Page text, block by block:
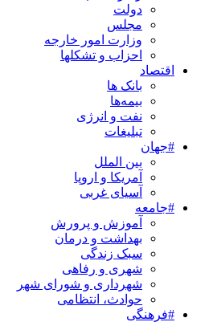
دولت
مجلس
وزارت امور خارجه
احزاب و تشکلها
اقتصاد
بانک ها
بیمه‌ها
نفت و انرژی
تبلیغات
#جهان
بین الملل
آمریکا و اروپا
آسیای غربی
#جامعه
آموزش و پرورش
بهداشت و درمان
سبک زندگی
شهری و رفاهی
شهرداری و شورای شهر
حوادث، انتظامی
#فرهنگی